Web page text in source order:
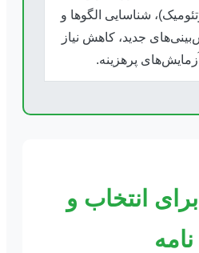
شناسایی الگوها و
جدید، کاهش نیاز
پرهزینه.
انتخاب و